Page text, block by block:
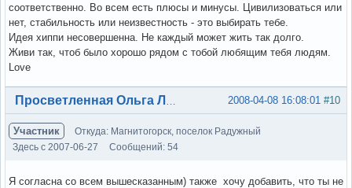
соответственно. Во всем есть плюсы и минусы. Цивилизоваться или
нет, стабильность или неизвестность - это выбирать тебе.
Идея хиппи несовершенна. Не каждый может жить так долго.
Живи так, чтоб было хорошо рядом с тобой любящим тебя людям.
Love
Вне форума #10
2008-04-08 16:08:01
Участник
Откуда: Магнитогорск, поселок Радужный
Здесь с 2007-06-27
Сообщений: 54
Я согласна со всем вышесказанным) также хочу добавить, что ты не